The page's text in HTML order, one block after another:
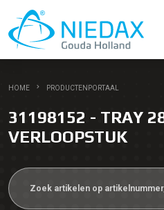
HOME PRODUCTENPORTAAL
31198152 - TRAY
VERLOOPSTUK